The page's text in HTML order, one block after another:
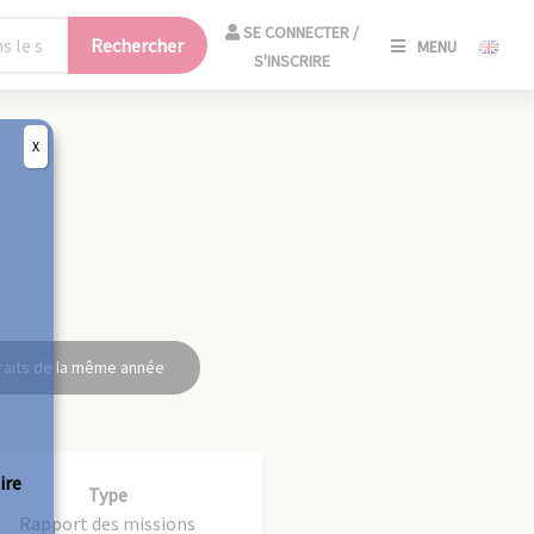
Rechercher
SE CONNECTER /
S'INSCRIRE
MENU
de la même année
Type
Rapport des missions
X